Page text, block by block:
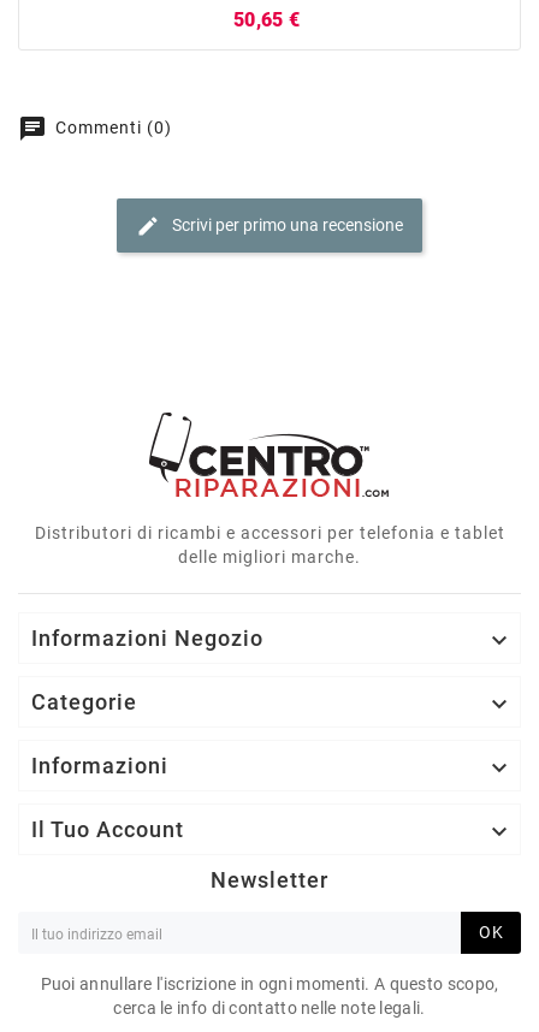
50,65 €
chat Commenti (0)
edit Scrivi per primo una recensione
Distributori di ricambi e accessori per telefonia e tablet
delle migliori marche.
Informazioni Negozio 
Categorie 
Informazioni 
Il Tuo Account 
Newsletter
OK
Puoi annullare l'iscrizione in ogni momenti. A questo scopo,
cerca le info di contatto nelle note legali.